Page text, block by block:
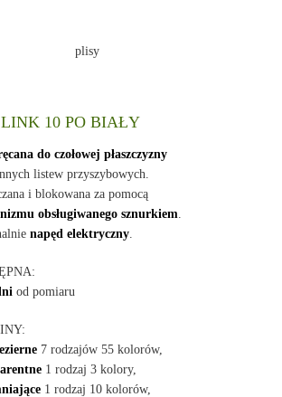
LINK 10 PO BIAŁY
do czołowej płaszczyzny
listew przyszybowych.
i blokowana za pomocą
obsługiwanego sznurkiem
napęd elektryczny.
od pomiaru
7 rodzajów 55 kolorów,
1 rodzaj 3 kolory,
1 rodzaj 10 kolorów,